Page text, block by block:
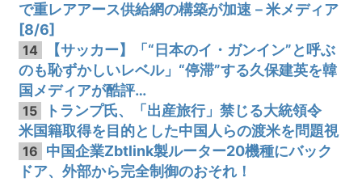
で重レアアース供給網の構築が加速－米メディア
[8/6]
14
【サッカー】「“日本のイ・ガンイン”と呼ぶ
のも恥ずかしいレベル」“停滞”する久保建英を韓
国メディアが酷評…
15
トランプ氏、「出産旅行」禁じる大統領令
米国籍取得を目的とした中国人らの渡米を問題視
16 中国企業Zbtlink製ルーター20機種にバック
ドア、外部から完全制御のおそれ！